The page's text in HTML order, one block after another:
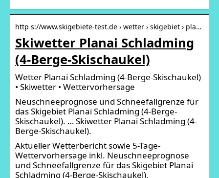
http s://www.skigebiete-test.de › wetter › skigebiet › pla…
Skiwetter Planai Schladming
(4-Berge-Skischaukel)
Wetter Planai Schladming (4-Berge-Skischaukel)
• Skiwetter • Wettervorhersage
Neuschneeprognose und Schneefallgrenze für
das Skigebiet Planai Schladming (4-Berge-
Skischaukel). … Skiwetter Planai Schladming (4-
Berge-Skischaukel).
Aktueller Wetterbericht sowie 5-Tage-
Wettervorhersage inkl. Neuschneeprognose
und Schneefallgrenze für das Skigebiet Planai
Schladming (4-Berge-Skischaukel).